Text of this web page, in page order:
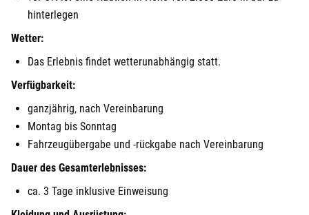
hinterlegen
Wetter:
Das Erlebnis findet wetterunabhängig statt.
Verfügbarkeit:
ganzjährig, nach Vereinbarung
Montag bis Sonntag
Fahrzeugübergabe und -rückgabe nach Vereinbarung
Dauer des Gesamterlebnisses:
ca. 3 Tage inklusive Einweisung